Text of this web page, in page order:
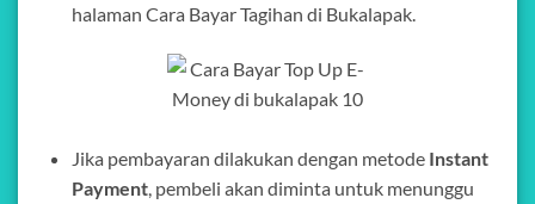
halaman Cara Bayar Tagihan di Bukalapak.
Jika pembayaran dilakukan dengan metode Instant
Payment, pembeli akan diminta untuk menunggu